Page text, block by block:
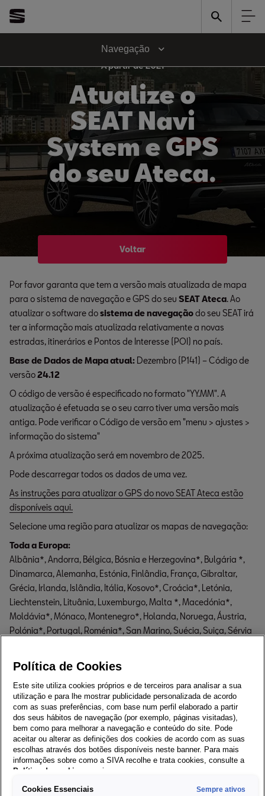
Navegação
A partir de 2021
Atualize o
SEAT Navi
System e GPS
do seu Ateca.
Voltar
Por favor garanta que tem a versão mais atualizada de mapa
para o sistema de navegação e GPS do seu SEAT Ateca. Ao
atualizar o software dosistema de navegaçãodo seu SEAT irá
ter a informação mais atualizada relativamente a novas
estradas, itinerários e Pontos de Interesse (POI) no país.
Base de Dados de Mapa atual: Dezembro (P141) – Código de
versão24.12
O código de versão é especificado no formato "YY.MM". A
atualização é efetuada se o seu carro tiver uma versão mais
antiga. Pode verificar o Código de versão em "menu > ajustes >
informação do sistema"
A próxima atualização será em novembro de 2025.
Pode descarregar todos os dados de uma vez.
As instruções para atualizar o GPS do novo SEAT Ateca estão
disponíveis aqui.
Selecione uma região para atualizar os mapas de navegação:
Albânia*, Andorra, Bélgica, Bósnia e Herzegovina*, Bulgária *,
Dinamarca, Alemanha, Estónia, Finlândia, França, Gibraltar,
Grécia, Irlanda, Islândia, Itália, Kosovo*, Croácia*, Letónia,
Liechtenstein, Lituânia, Luxemburgo, Malta *, Macedónia*,
Moldávia*, Mónaco, Montenegro*, Holanda, Noruega, Áustria,
Polónia*, Portugal, Roménia*, San Marino, Suécia, Suiça, Sérvia
Download Completo (29,80 GB)
Brunei, Indonésia, Malásia, Filipinas, Singapura, Tailândia
Política de Cookies
Este site utiliza cookies próprios e de terceiros para analisar a sua
utilização e para lhe mostrar publicidade personalizada de acordo
com as suas preferências, com base num perfil elaborado a partir
dos seus hábitos de navegação (por exemplo, páginas visitadas),
bem como para melhorar a navegação e conteúdo do site. Pode
aceitar ou alterar as definições dos cookies de acordo com as suas
escolhas através dos botões disponíveis neste banner. Para mais
informações sobre como a SIVA recolhe e trata cookies, consulte a
Política de cookies
em vigor.
Cookies Essenciais Sempre ativos